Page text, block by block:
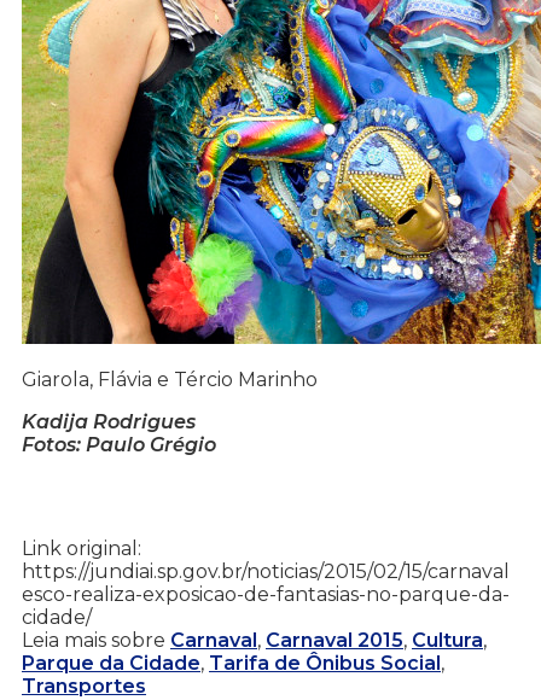
Giarola, Flávia e Tércio Marinho
Kadija Rodrigues
Fotos: Paulo Grégio
Link original:
https://jundiai.sp.gov.br/noticias/2015/02/15/carnaval
esco-realiza-exposicao-de-fantasias-no-parque-da-
cidade/
Leia mais sobre Carnaval, Carnaval 2015, Cultura,
Parque da Cidade, Tarifa de Ônibus Social,
Transportes